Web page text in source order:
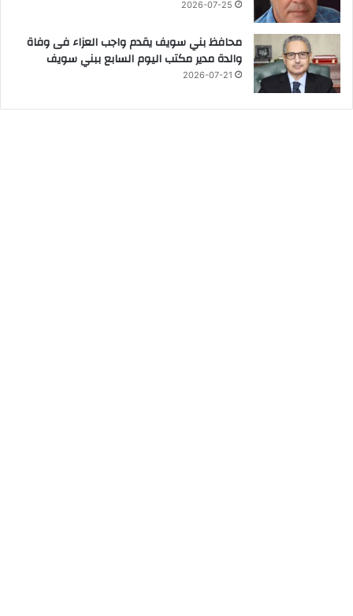
2026-07-25
محافظ بني سويف يقدم واجب العزاء فى وفاة
والدة مدير مكتب اليوم السابع ببني سويف
2026-07-21